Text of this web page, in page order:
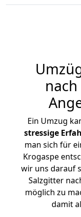
Ein Umzug
stressige
man sich für
Krogaspe
wir uns darauf
Salzgitter
möglich zu
damit